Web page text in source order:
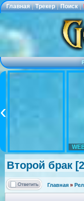
Главная | Трекер | Поиск |
Второй брак
Главная »